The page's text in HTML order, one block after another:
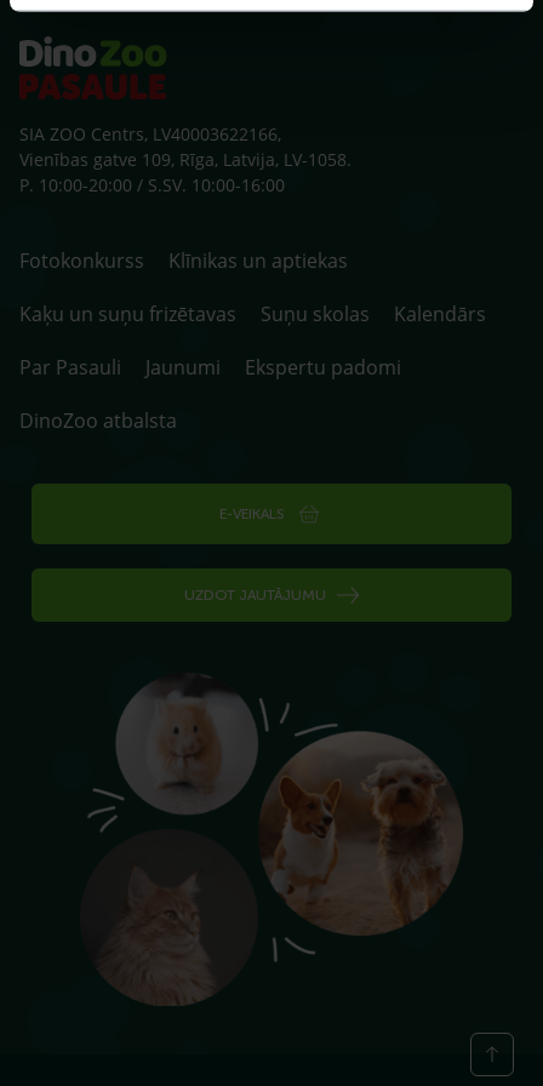
SIA ZOO Centrs, LV40003622166,
Vienības gatve 109, Rīga, Latvija, LV-1058.
P. 10:00-20:00 / S.SV. 10:00-16:00
Fotokonkurss
Klīnikas un aptiekas
Kaķu un suņu frizētavas
Suņu skolas
Kalendārs
Par Pasauli
Jaunumi
Ekspertu padomi
DinoZoo atbalsta
E-VEIKALS
UZDOT JAUTĀJUMU